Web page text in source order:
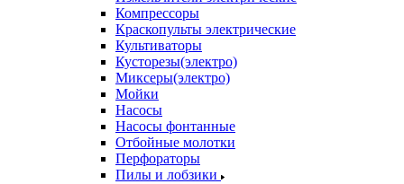
Компрессоры
Краскопульты электрические
Культиваторы
Кусторезы(электро)
Миксеры(электро)
Мойки
Насосы
Насосы фонтанные
Отбойные молотки
Перфораторы
Пилы и лобзики